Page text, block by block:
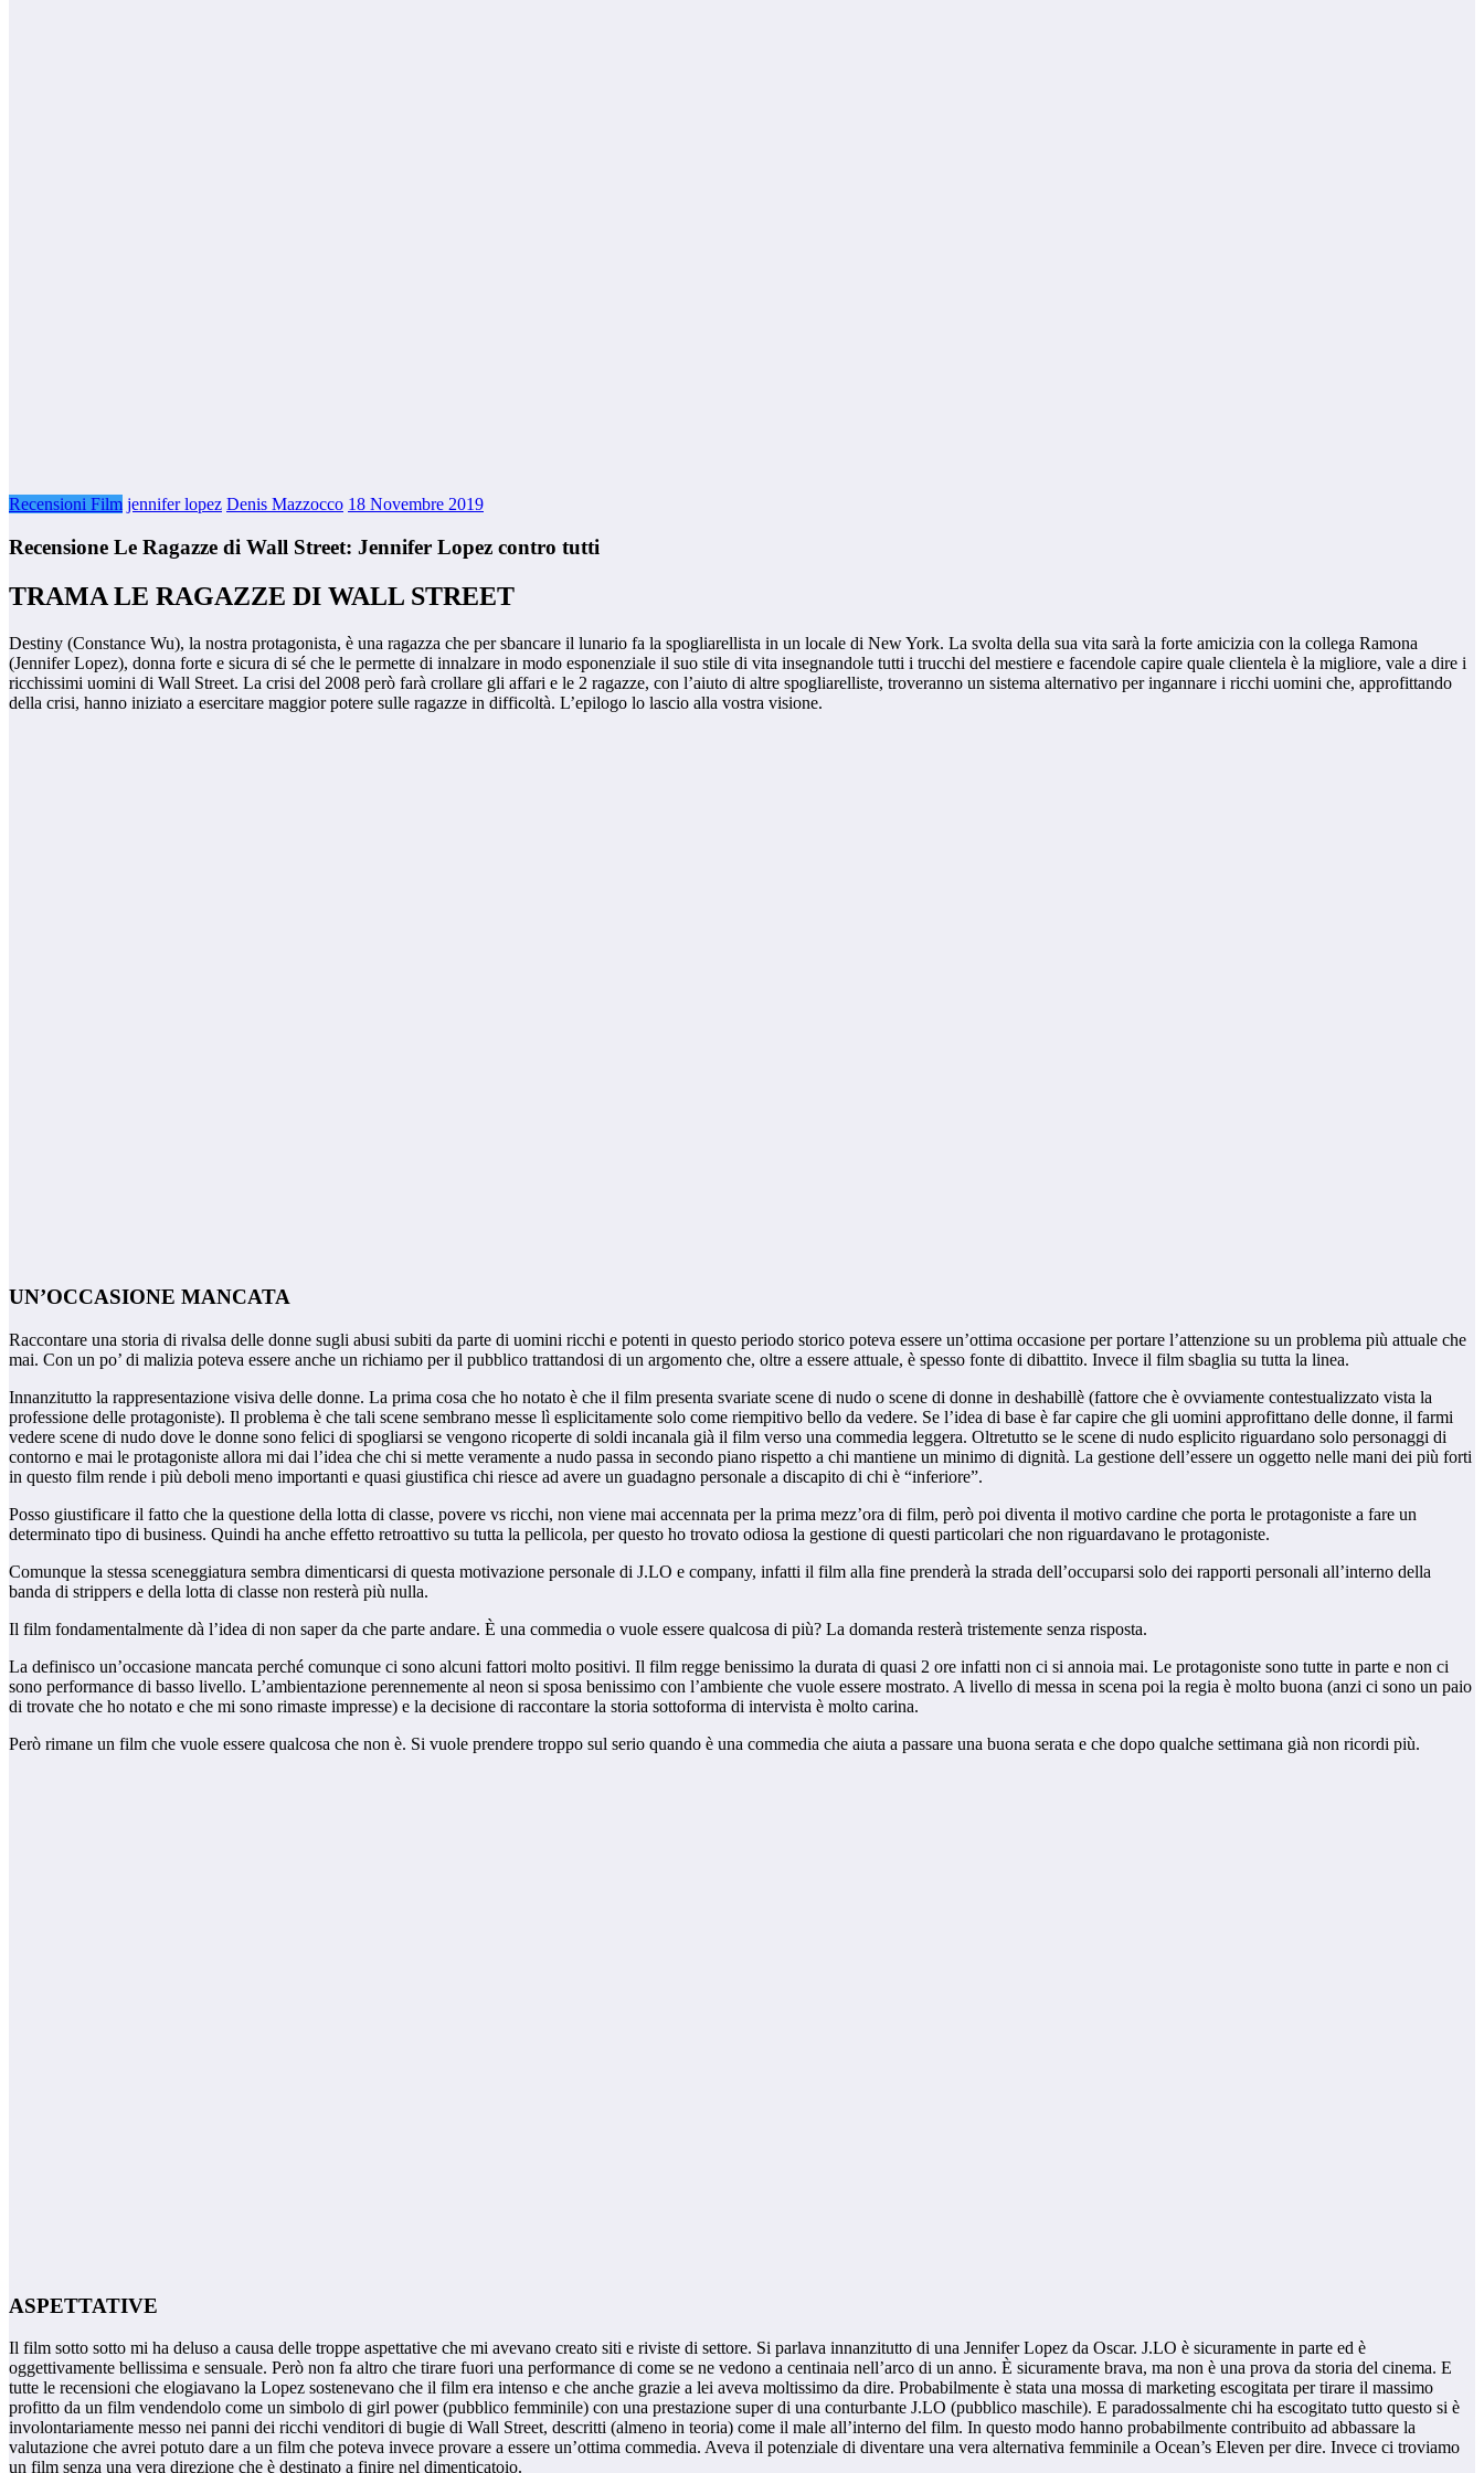
Recensioni Film jennifer lopez Denis Mazzocco 18 Novembre 2019
Recensione Le Ragazze di Wall Street: Jennifer Lopez contro tutti
TRAMA LE RAGAZZE DI WALL STREET
Destiny (Constance Wu), la nostra protagonista, è una ragazza che per sbancare il lunario fa la spogliarellista in un locale di New York. La svolta della sua vita sarà la forte amicizia con la collega Ramona
(Jennifer Lopez), donna forte e sicura di sé che le permette di innalzare in modo esponenziale il suo stile di vita insegnandole tutti i trucchi del mestiere e facendole capire quale clientela è la migliore, vale a dire i
ricchissimi uomini di Wall Street. La crisi del 2008 però farà crollare gli affari e le 2 ragazze, con l’aiuto di altre spogliarelliste, troveranno un sistema alternativo per ingannare i ricchi uomini che, approfittando
della crisi, hanno iniziato a esercitare maggior potere sulle ragazze in difficoltà. L’epilogo lo lascio alla vostra visione.
UN’OCCASIONE MANCATA
Raccontare una storia di rivalsa delle donne sugli abusi subiti da parte di uomini ricchi e potenti in questo periodo storico poteva essere un’ottima occasione per portare l’attenzione su un problema più attuale che
mai. Con un po’ di malizia poteva essere anche un richiamo per il pubblico trattandosi di un argomento che, oltre a essere attuale, è spesso fonte di dibattito. Invece il film sbaglia su tutta la linea.
Innanzitutto la rappresentazione visiva delle donne. La prima cosa che ho notato è che il film presenta svariate scene di nudo o scene di donne in deshabillè (fattore che è ovviamente contestualizzato vista la
professione delle protagoniste). Il problema è che tali scene sembrano messe lì esplicitamente solo come riempitivo bello da vedere. Se l’idea di base è far capire che gli uomini approfittano delle donne, il farmi
vedere scene di nudo dove le donne sono felici di spogliarsi se vengono ricoperte di soldi incanala già il film verso una commedia leggera. Oltretutto se le scene di nudo esplicito riguardano solo personaggi di
contorno e mai le protagoniste allora mi dai l’idea che chi si mette veramente a nudo passa in secondo piano rispetto a chi mantiene un minimo di dignità. La gestione dell’essere un oggetto nelle mani dei più forti
in questo film rende i più deboli meno importanti e quasi giustifica chi riesce ad avere un guadagno personale a discapito di chi è “inferiore”.
Posso giustificare il fatto che la questione della lotta di classe, povere vs ricchi, non viene mai accennata per la prima mezz’ora di film, però poi diventa il motivo cardine che porta le protagoniste a fare un
determinato tipo di business. Quindi ha anche effetto retroattivo su tutta la pellicola, per questo ho trovato odiosa la gestione di questi particolari che non riguardavano le protagoniste.
Comunque la stessa sceneggiatura sembra dimenticarsi di questa motivazione personale di J.LO e company, infatti il film alla fine prenderà la strada dell’occuparsi solo dei rapporti personali all’interno della
banda di strippers e della lotta di classe non resterà più nulla.
Il film fondamentalmente dà l’idea di non saper da che parte andare. È una commedia o vuole essere qualcosa di più? La domanda resterà tristemente senza risposta.
La definisco un’occasione mancata perché comunque ci sono alcuni fattori molto positivi. Il film regge benissimo la durata di quasi 2 ore infatti non ci si annoia mai. Le protagoniste sono tutte in parte e non ci
sono performance di basso livello. L’ambientazione perennemente al neon si sposa benissimo con l’ambiente che vuole essere mostrato. A livello di messa in scena poi la regia è molto buona (anzi ci sono un paio
di trovate che ho notato e che mi sono rimaste impresse) e la decisione di raccontare la storia sottoforma di intervista è molto carina.
Però rimane un film che vuole essere qualcosa che non è. Si vuole prendere troppo sul serio quando è una commedia che aiuta a passare una buona serata e che dopo qualche settimana già non ricordi più.
ASPETTATIVE
Il film sotto sotto mi ha deluso a causa delle troppe aspettative che mi avevano creato siti e riviste di settore. Si parlava innanzitutto di una Jennifer Lopez da Oscar. J.LO è sicuramente in parte ed è
oggettivamente bellissima e sensuale. Però non fa altro che tirare fuori una performance di come se ne vedono a centinaia nell’arco di un anno. È sicuramente brava, ma non è una prova da storia del cinema. E
tutte le recensioni che elogiavano la Lopez sostenevano che il film era intenso e che anche grazie a lei aveva moltissimo da dire. Probabilmente è stata una mossa di marketing escogitata per tirare il massimo
profitto da un film vendendolo come un simbolo di girl power (pubblico femminile) con una prestazione super di una conturbante J.LO (pubblico maschile). E paradossalmente chi ha escogitato tutto questo si è
involontariamente messo nei panni dei ricchi venditori di bugie di Wall Street, descritti (almeno in teoria) come il male all’interno del film. In questo modo hanno probabilmente contribuito ad abbassare la
valutazione che avrei potuto dare a un film che poteva invece provare a essere un’ottima commedia. Aveva il potenziale di diventare una vera alternativa femminile a Ocean’s Eleven per dire. Invece ci troviamo
un film senza una vera direzione che è destinato a finire nel dimenticatoio.